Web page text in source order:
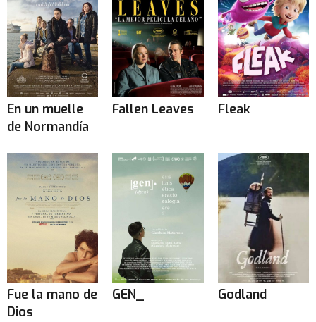
En un muelle
de Normandía
Fallen Leaves Fleak
Fue la mano de
Dios
GEN_ Godland